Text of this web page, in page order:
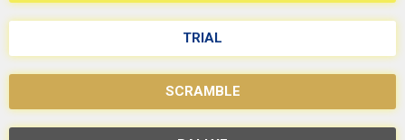
TRIAL
SCRAMBLE